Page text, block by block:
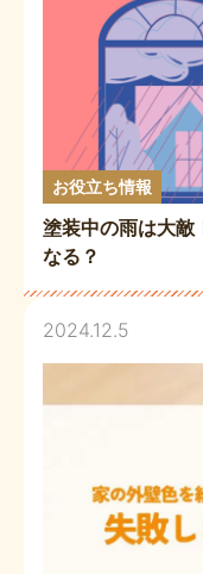
お役立ち情報
塗装中の雨は大敵
なる？
2024.12.5